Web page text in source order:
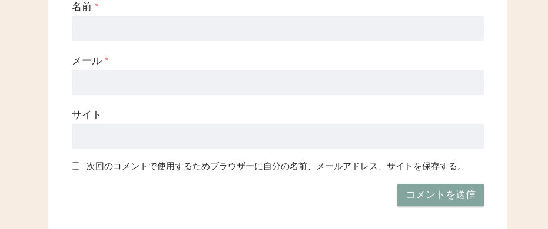
名前 *
メール *
サイト
次回のコメントで使用するためブラウザーに自分の名前、メールアドレス、サイトを保存する。